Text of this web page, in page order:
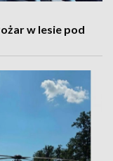
w lesie pod